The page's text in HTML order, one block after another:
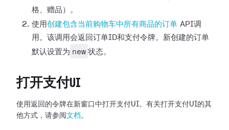
格、赠品）。
使用创建包含当前购物车中所有商品的订单 API调
用。该调用会返回订单ID和支付令牌。新创建的订单
默认设置为 new 状态。
打开支付UI
使用返回的令牌在新窗口中打开支付UI。有关打开支付UI的其
他方式，请参阅 文档。